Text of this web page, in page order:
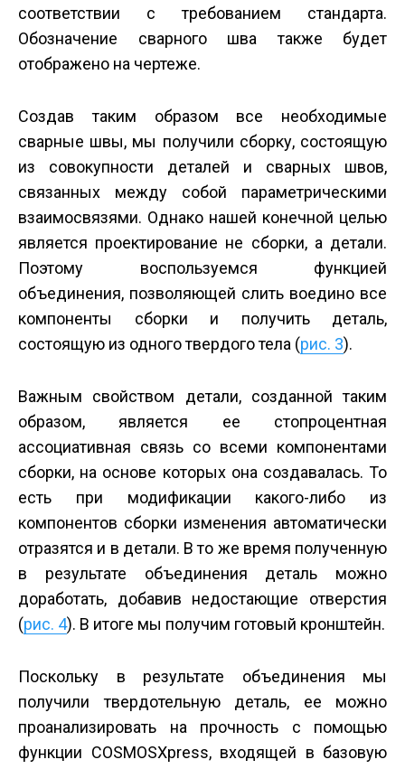
соответствии с требованием стандарта.
Обозначение сварного шва также будет
отображено на чертеже.
Создав таким образом все необходимые
сварные швы, мы получили сборку, состоящую
из совокупности деталей и сварных швов,
связанных между собой параметрическими
взаимосвязями. Однако нашей конечной целью
является проектирование не сборки, а детали.
Поэтому воспользуемся функцией
объединения, позволяющей слить воедино все
компоненты сборки и получить деталь,
состоящую из одного твердого тела (рис. 3).
Важным свойством детали, созданной таким
образом, является ее стопроцентная
ассоциативная связь со всеми компонентами
сборки, на основе которых она создавалась. То
есть при модификации какого-либо из
компонентов сборки изменения автоматически
отразятся и в детали. В то же время полученную
в результате объединения деталь можно
доработать, добавив недостающие отверстия
(рис. 4). В итоге мы получим готовый кронштейн.
Поскольку в результате объединения мы
получили твердотельную деталь, ее можно
проанализировать на прочность с помощью
функции COSMOSXpress, входящей в базовую